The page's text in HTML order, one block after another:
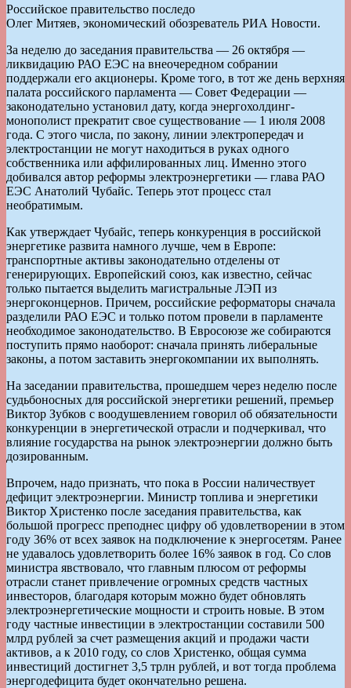
Российское правительство последо
Олег Митяев, экономический обозреватель РИА Новости.
За неделю до заседания правительства — 26 октября —
ликвидацию РАО ЕЭС на внеочередном собрании
поддержали его акционеры. Кроме того, в тот же день верхняя
палата российского парламента — Совет Федерации —
законодательно установил дату, когда энергохолдинг-
монополист прекратит свое существование — 1 июля 2008
года. С этого числа, по закону, линии электропередач и
электростанции не могут находиться в руках одного
собственника или аффилированных лиц. Именно этого
добивался автор реформы электроэнергетики — глава РАО
ЕЭС Анатолий Чубайс. Теперь этот процесс стал
необратимым.
Как утверждает Чубайс, теперь конкуренция в российской
энергетике развита намного лучше, чем в Европе:
транспортные активы законодательно отделены от
генерирующих. Европейский союз, как известно, сейчас
только пытается выделить магистральные ЛЭП из
энергоконцернов. Причем, российские реформаторы сначала
разделили РАО ЕЭС и только потом провели в парламенте
необходимое законодательство. В Евросоюзе же собираются
поступить прямо наоборот: сначала принять либеральные
законы, а потом заставить энергокомпании их выполнять.
На заседании правительства, прошедшем через неделю после
судьбоносных для российской энергетики решений, премьер
Виктор Зубков с воодушевлением говорил об обязательности
конкуренции в энергетической отрасли и подчеркивал, что
влияние государства на рынок электроэнергии должно быть
дозированным.
Впрочем, надо признать, что пока в России наличествует
дефицит электроэнергии. Министр топлива и энергетики
Виктор Христенко после заседания правительства, как
большой прогресс преподнес цифру об удовлетворении в этом
году 36% от всех заявок на подключение к энергосетям. Ранее
не удавалось удовлетворить более 16% заявок в год. Со слов
министра явствовало, что главным плюсом от реформы
отрасли станет привлечение огромных средств частных
инвесторов, благодаря которым можно будет обновлять
электроэнергетические мощности и строить новые. В этом
году частные инвестиции в электростанции составили 500
млрд рублей за счет размещения акций и продажи части
активов, а к 2010 году, со слов Христенко, общая сумма
инвестиций достигнет 3,5 трлн рублей, и вот тогда проблема
энергодефицита будет окончательно решена.